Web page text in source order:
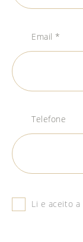
Email *
Telefone
Li e aceito a